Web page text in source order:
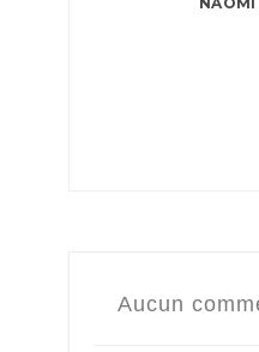
Aucun